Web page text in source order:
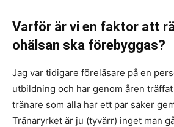
Varför är vi en faktor att
ohälsan ska förebyggas?
Jag var tidigare föreläsare på en
utbildning och har genom åren
tränare som alla har ett par saker
Tränaryrket är ju (tyvärr) inget man